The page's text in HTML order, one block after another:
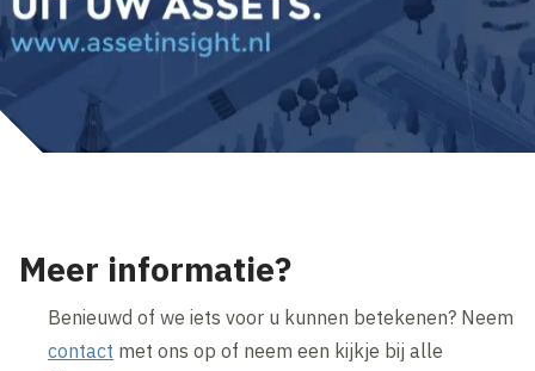
Meer informatie?
Benieuwd of we iets voor u kunnen betekenen? Neem
contact met ons op of neem een kijkje bij alle